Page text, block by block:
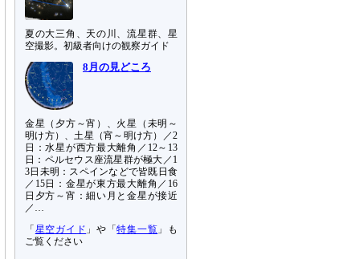
夏の大三角、天の川、流星群、星
空撮影。初級者向けの観察ガイド
8月の見どころ
金星（夕方～宵）、火星（未明～
明け方）、土星（宵～明け方）／2
日：水星が西方最大離角／12～13
日：ペルセウス座流星群が極大／1
3日未明：スペインなどで皆既日食
／15日：金星が東方最大離角／16
日夕方～宵：細い月と金星が接近
／…
「 星空ガイド 」や「特集一覧 」も
ご覧ください